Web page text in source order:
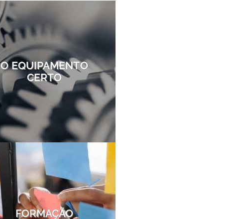
O EQUIPAMENTO
CERTO
FORMAÇÃO